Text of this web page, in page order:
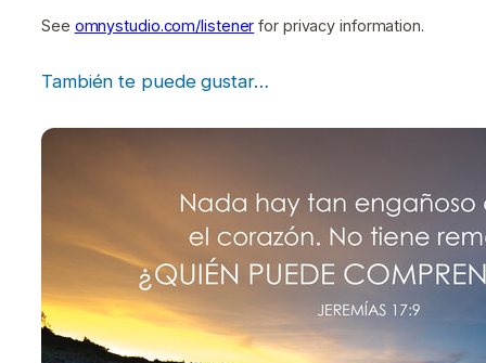
See omnystudio.com/listener for privacy information.
También te puede gustar…